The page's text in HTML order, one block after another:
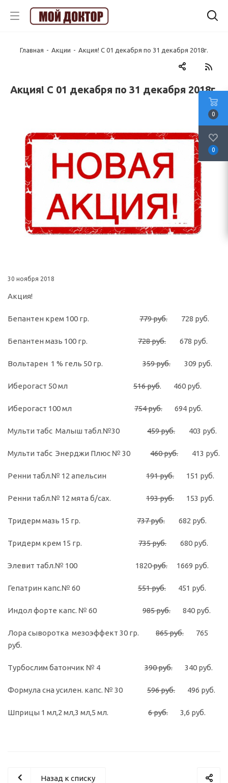
Главная - Акции - Акция! С 01 декабря по 31 декабря 2018г.
Акция! С 01 декабря по 31 декабря 2018г.
30 ноября 2018
Акция!
Бепантен крем 100 гр. 779 руб. 728 руб.
Бепантен мазь 100 гр. 728 руб. 678 руб.
Вольтарен 1 % гель 50 гр. 359 руб. 309 руб.
Иберогаст 50 мл 516 руб. 460 руб.
Иберогаст 100 мл 754 руб. 694 руб.
Мульти табс Малыш табл.№30 459 руб. 403 руб.
Мульти табс Энерджи Плюс № 30 460 руб. 413 руб.
Ренни табл.№ 12 апельсин 191 руб. 151 руб.
Ренни табл.№ 12 мята б/сах. 193 руб. 153 руб.
Тридерм мазь 15 гр. 737 руб. 682 руб.
Тридерм крем 15 гр. 735 руб. 680 руб.
Элевит табл.№ 100 1820руб. 1669 руб.
Гепатрин капс.№ 60 551 руб. 451 руб.
Индол форте капс. № 60 985 руб. 840 руб.
Лора сыворотка мезоэффект 30 гр. 865 руб. 765
руб.
Турбослим батончик № 4 390 руб. 340 руб.
Формула сна усилен. капс. № 30 596 руб. 496 руб.
Шприцы 1 мл,2 мл,3 мл,5 мл. 6 руб. 3,6 руб.
Назад к списку
0
0